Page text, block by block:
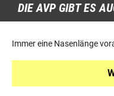
DIE AVP GIBT ES
Immer eine Nasenlänge